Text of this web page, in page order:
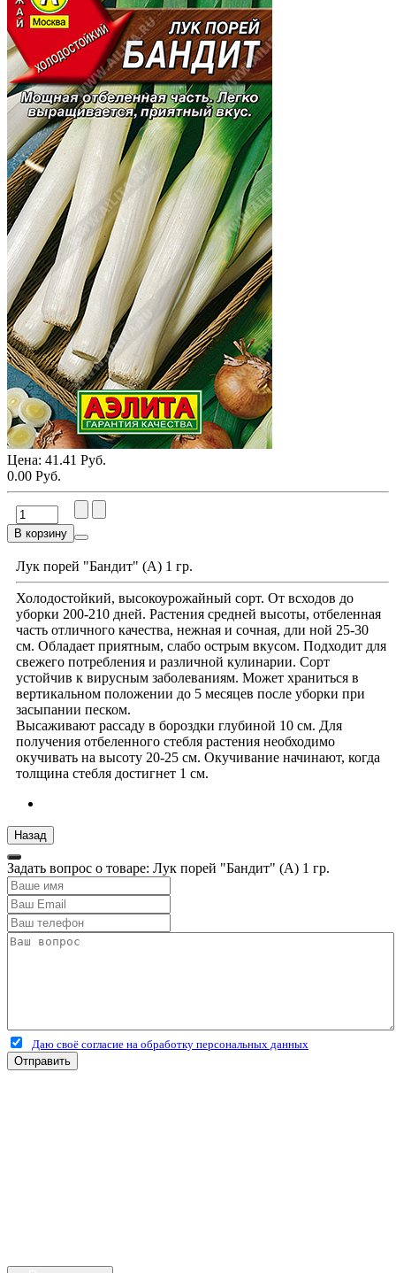
Цена: 41.41 Руб.
0.00 Руб.
В корзину
Лук порей "Бандит" (А) 1 гр.
Холодостойкий, высокоурожайный сорт. От всходов до
уборки 200-210 дней. Растения средней высоты, отбеленная
часть отличного качества, нежная и сочная, дли ной 25-30
см. Обладает приятным, слабо острым вкусом. Подходит для
свежего потребления и различной кулинарии. Сорт
устойчив к вирусным заболеваниям. Может храниться в
вертикальном положении до 5 месяцев после уборки при
засыпании песком.
Высаживают рассаду в бороздки глубиной 10 см. Для
получения отбеленного стебля растения необходимо
окучивать на высоту 20-25 см. Окучивание начинают, когда
толщина стебля достигнет 1 см.
Задать вопрос о товаре: Лук порей "Бандит" (А) 1 гр.
Даю своё согласие на обработку персональных данных
Отправить